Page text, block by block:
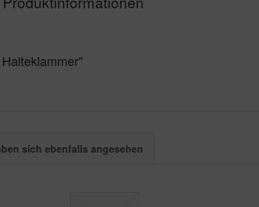
sich ebenfalls angesehen